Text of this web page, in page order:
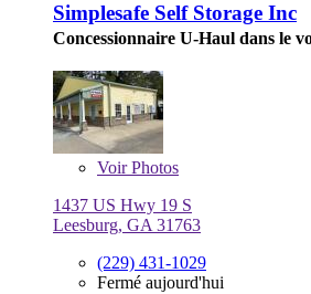
Simplesafe Self Storage Inc
Concessionnaire U-Haul dans le
VoirPhotos
1437 US Hwy 19 S
Leesburg, GA 31763
(229) 431-1029
Fermé aujourd'hui